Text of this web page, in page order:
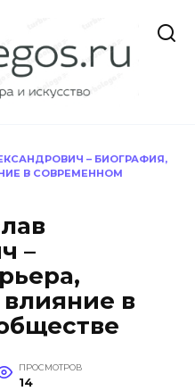
– БИОГРАФИЯ,
В СОВРЕМЕННОМ
–
в
ПРОСМОТРОВ
14